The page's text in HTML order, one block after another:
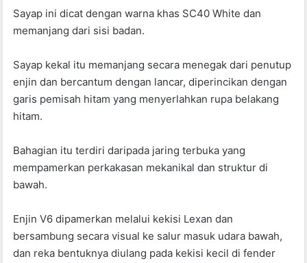
Sayap ini dicat dengan warna khas SC40 White dan
memanjang dari sisi badan.
Sayap kekal itu memanjang secara menegak dari penutup
enjin dan bercantum dengan lancar, diperincikan dengan
garis pemisah hitam yang menyerlahkan rupa belakang
hitam.
Bahagian itu terdiri daripada jaring terbuka yang
mempamerkan perkakasan mekanikal dan struktur di
bawah.
Enjin V6 dipamerkan melalui kekisi Lexan dan
bersambung secara visual ke salur masuk udara bawah,
dan reka bentuknya diulang pada kekisi kecil di fender